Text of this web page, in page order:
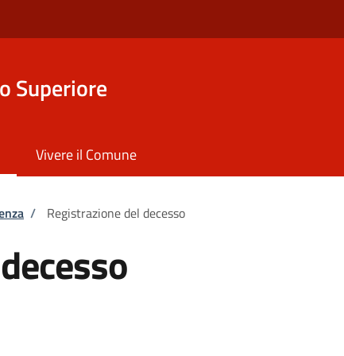
Superiore
Vivere il Comune
/ Registrazione del decesso